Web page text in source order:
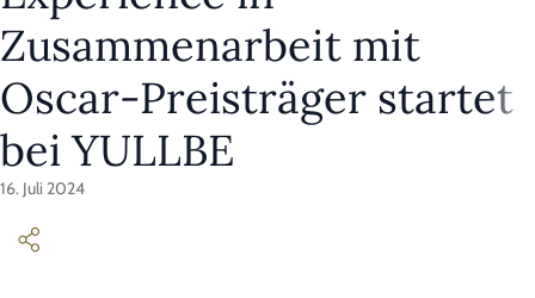
Zusammenarbeit mit
Oscar-Preisträger startet
bei YULLBE
16. Juli 2024